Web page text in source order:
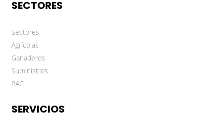
SECTORES
Sectores
Agrícolas
Ganaderos
Suministros
PAC
SERVICIOS